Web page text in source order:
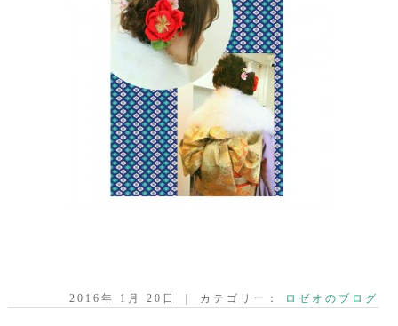
2016年 1月 20日 ｜ カテゴリー： ロゼオのブログ